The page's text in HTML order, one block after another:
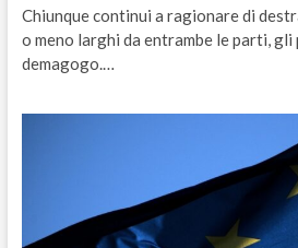
Chiunque continui a ragionare di
o meno larghi da entrambe le parti, gli
demagogo.…